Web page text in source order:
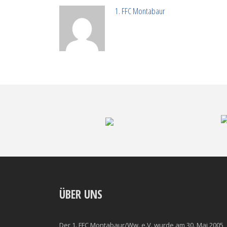
1. FFC Montabaur
ÜBER UNS
Der 1. FFC Montabaur/Ww. e.V. wurde am 30. Mai 2005